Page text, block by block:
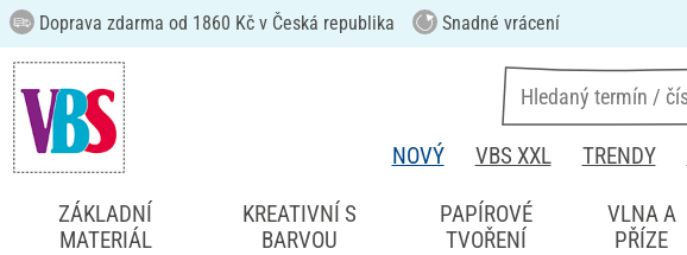
Doprava zdarma od 1860 Kč v Česká republika Snadné vrácení
NOVÝ VBS XXL TRENDY
ZÁKLADNÍ
MATERIÁL
KREATIVNÍ S
BARVOU
PAPÍROVÉ
TVOŘENÍ
VLNA A
PŘÍZE